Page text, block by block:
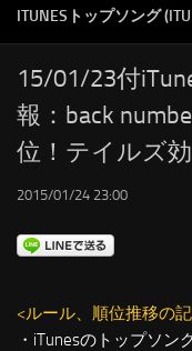
RSS
LINKS
ITUNESトップソング
15/01/23付
報：back
位！テイルズ
2015/01/24 23:00
<ルール、順位推移の
・iTunesのトップソ